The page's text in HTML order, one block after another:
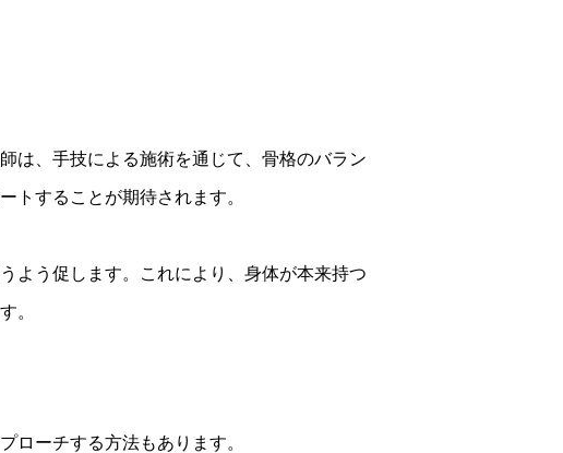
は、手技による施術を通じて、骨格のバラン
トすることが期待されます。
よう促します。これにより、身体が本来持つ
。
ローチする方法もあります。